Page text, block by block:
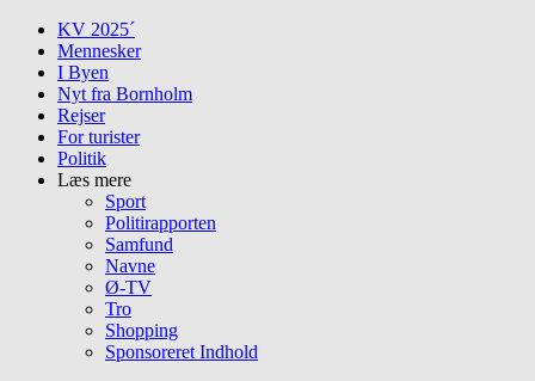
Skip
content
KV 2025´
Mennesker
I Byen
Nyt fra Bornholm
Rejser
For turister
Politik
Læs mere
Sport
Politirapporten
Samfund
Navne
Ø-TV
Tro
Shopping
Sponsoreret Indhold